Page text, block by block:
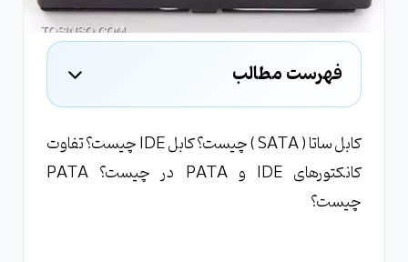
فهرست مطالب
IDE چیست ؟
PATA یا Parallel ATA چیست ؟
SATA یا Serial ATA چیست؟
کابل ساتا ( SATA ) چیست؟ کابل IDE چیست؟ تفاوت
کانکتورهای IDE و PATA در چیست؟ PATA
چیست؟